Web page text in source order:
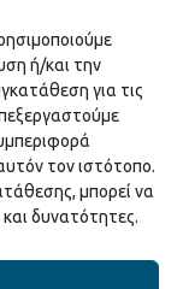
ή/και την
για τις
τον ιστότοπο.
μπορεί να
και δυνατότητες.
τα Αμερικανικά
Δικό σου
Σχολείων